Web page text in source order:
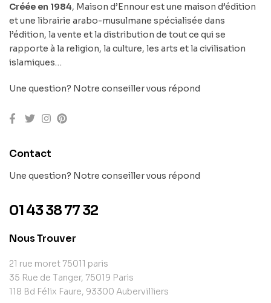
Créée en 1984, Maison d’Ennour est une maison d’édition
et une librairie arabo-musulmane spécialisée dans
l’édition, la vente et la distribution de tout ce qui se
rapporte à la religion, la culture, les arts et la civilisation
islamiques…
Une question? Notre conseiller vous répond
Contact
Une question? Notre conseiller vous répond
01 43 38 77 32
Nous Trouver
21 rue moret 75011 paris
35 Rue de Tanger, 75019 Paris
118 Bd Félix Faure, 93300 Aubervilliers